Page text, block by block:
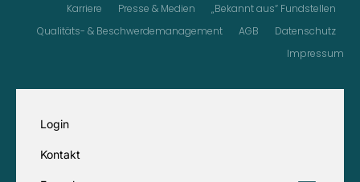
Karriere Presse & Medien
„Bekannt aus“ Fundstellen
Qualitäts- & Beschwerdemanagement
AGB
Datenschutz
Impressum
Login
Kontakt